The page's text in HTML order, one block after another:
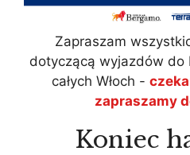
Zapraszam
dotyczącą wyjazdów do
całych Włoch -
zapraszamy
Koniec